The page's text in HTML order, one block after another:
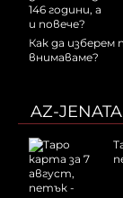
Как да
внимаваме?
AZ-JENATA